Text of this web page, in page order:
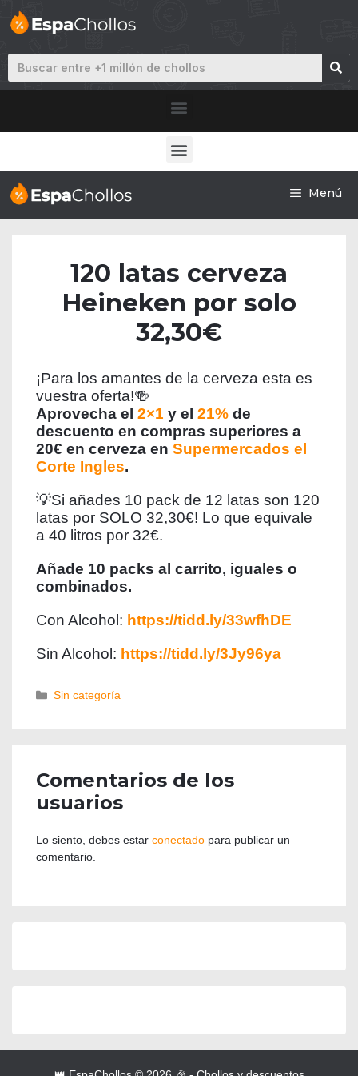
Menú
120 latas cerveza
Heineken por solo
32,30€
¡Para los amantes de la cerveza esta es
vuestra oferta!🍻
Aprovecha el 2×1 y el 21% de
descuento en compras superiores a
20€ en cerveza en Supermercados el
Corte Ingles.
💡Si añades 10 pack de 12 latas son 120
latas por SOLO 32,30€! Lo que equivale
a 40 litros por 32€.
Añade 10 packs al carrito, iguales o
combinados.
Con Alcohol: https://tidd.ly/33wfhDE
Sin Alcohol: https://tidd.ly/3Jy96ya
Sin categoría
Comentarios de los
usuarios
Lo siento, debes estar conectado para publicar un
comentario.